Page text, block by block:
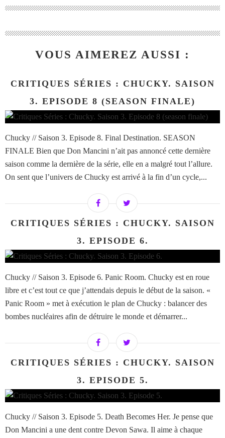
VOUS AIMEREZ AUSSI :
CRITIQUES SÉRIES : CHUCKY. SAISON
3. EPISODE 8 (SEASON FINALE)
Chucky // Saison 3. Episode 8. Final Destination. SEASON
FINALE Bien que Don Mancini n’ait pas annoncé cette dernière
saison comme la dernière de la série, elle en a malgré tout l’allure.
On sent que l’univers de Chucky est arrivé à la fin d’un cycle,...
CRITIQUES SÉRIES : CHUCKY. SAISON
3. EPISODE 6.
Chucky // Saison 3. Episode 6. Panic Room. Chucky est en roue
libre et c’est tout ce que j’attendais depuis le début de la saison. «
Panic Room » met à exécution le plan de Chucky : balancer des
bombes nucléaires afin de détruire le monde et démarrer...
CRITIQUES SÉRIES : CHUCKY. SAISON
3. EPISODE 5.
Chucky // Saison 3. Episode 5. Death Becomes Her. Je pense que
Don Mancini a une dent contre Devon Sawa. Il aime à chaque